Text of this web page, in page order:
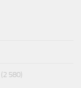
(2 580)